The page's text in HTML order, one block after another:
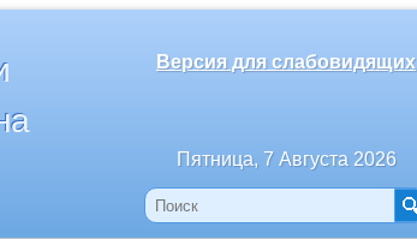
Версия для слабовидящих
Пятница, 7 Августа 2026